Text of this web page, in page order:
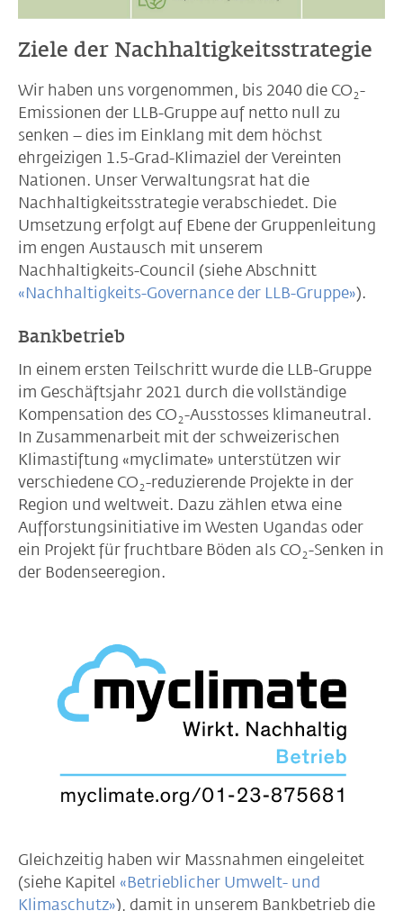
Ziele der Nachhaltigkeitsstrategie
Wir haben uns vorgenommen, bis 2040 die CO 2-
Emissionen der LLB-Gruppe auf netto null zu
senken – dies im Einklang mit dem höchst
ehrgeizigen 1.5-Grad-Klimaziel der Vereinten
Nationen. Unser Verwaltungsrat hat die
Nachhaltigkeitsstrategie verabschiedet. Die
Umsetzung erfolgt auf Ebene der Gruppenleitung
im engen Austausch mit unserem
Nachhaltigkeits-Council (siehe Abschnitt
«Nachhaltigkeits-Governance der LLB-Gruppe»).
Bankbetrieb
In einem ersten Teilschritt wurde die LLB-Gruppe
im Geschäftsjahr 2021 durch die vollständige
Kompensation des CO 2-Ausstosses klimaneutral.
In Zusammenarbeit mit der schweizerischen
Klimastiftung «myclimate» unterstützen wir
verschiedene CO 2-reduzierende Projekte in der
Region und weltweit. Dazu zählen etwa eine
Aufforstungsinitiative im Westen Ugandas oder
ein Projekt für fruchtbare Böden als CO 2-Senken in
der Bodenseeregion.
Gleichzeitig haben wir Massnahmen eingeleitet
(siehe Kapitel «Betrieblicher Umwelt- und
Klimaschutz»), damit in unserem Bankbetrieb die